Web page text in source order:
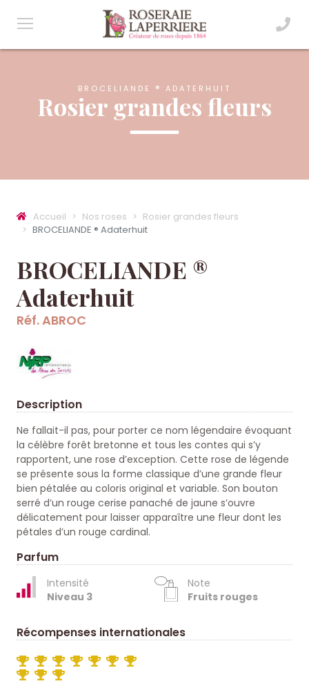
BROCELIANDE ® ADATERHUIT
Rosier grandes fleurs
Accueil Nos roses
Rosier grandes fleurs
BROCELIANDE ® Adaterhuit
BROCELIANDE ®
Adaterhuit
Réf. ABROC
Description
Ne fallait-il pas, pour porter ce nom légendaire évoquant
la célèbre forêt bretonne et tous les contes qui s’y
rapportent, une rose d’exception. Cette rose de légende
se présente sous la forme classique d’une grande fleur
bien pétalée au coloris original et variable. Son bouton
serré d’un rouge cerise panaché de jaune s’ouvre
délicatement pour laisser apparaître une fleur dont les
pétales d’un rouge cardinal.
Parfum
Intensité
Niveau 3
Note
Fruits rouges
Récompenses internationales